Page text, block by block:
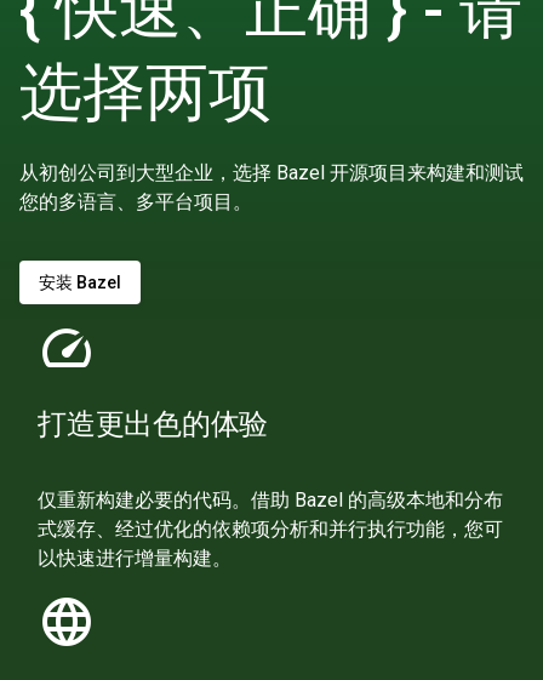
选择两项
从初创公司到大型企业，选择 Bazel 开源项目来构建和测试
您的多语言、多平台项目。
安装 Bazel
speed
打造更出色的体验
仅重新构建必要的代码。借助 Bazel 的高级本地和分布
式缓存、经过优化的依赖项分析和并行执行功能，您可
以快速进行增量构建。
language